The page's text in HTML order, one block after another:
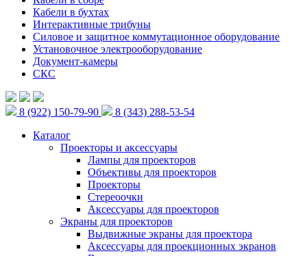
Кабели в бухтах
Интерактивные трибуны
Силовое и защитное коммутационное оборудование
Установочное электрооборудование
Документ-камеры
СКС
8 (922) 150-79-90
8 (343) 288-53-54
Каталог
Проекторы и аксессуары
Лампы для проекторов
Объективы для проекторов
Проекторы
Стереоочки
Аксессуары для проекторов
Экраны для проекторов
Выдвижные экраны для проектора
Аксессуары для проекционных экранов